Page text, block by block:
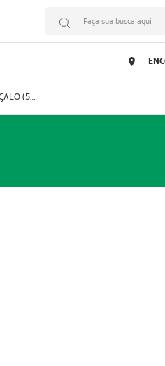
Faça sua busca aqui
Prestador OFTALMOCLÍNICA SÃO GONÇALO (55004164-2)